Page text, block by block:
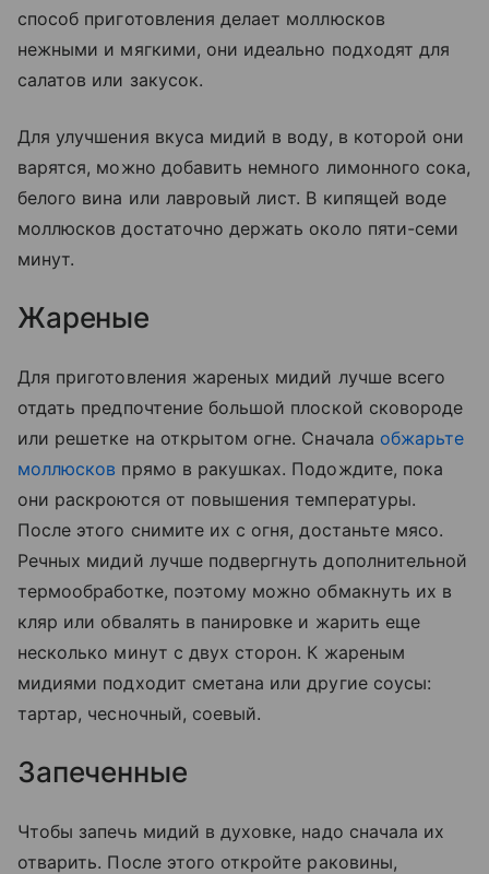
способ приготовления делает моллюсков
нежными и мягкими, они идеально подходят для
салатов или закусок.
Для улучшения вкуса мидий в воду, в которой они
варятся, можно добавить немного лимонного сока,
белого вина или лавровый лист. В кипящей воде
моллюсков достаточно держать около пяти-семи
минут.
Жареные
Для приготовления жареных мидий лучше всего
отдать предпочтение большой плоской сковороде
или решетке на открытом огне. Сначала обжарьте
моллюсков прямо в ракушках. Подождите, пока
они раскроются от повышения температуры.
После этого снимите их с огня, достаньте мясо.
Речных мидий лучше подвергнуть дополнительной
термообработке, поэтому можно обмакнуть их в
кляр или обвалять в панировке и жарить еще
несколько минут с двух сторон. К жареным
мидиями подходит сметана или другие соусы:
тартар, чесночный, соевый.
Запеченные
Чтобы запечь мидий в духовке, надо сначала их
отварить. После этого откройте раковины,